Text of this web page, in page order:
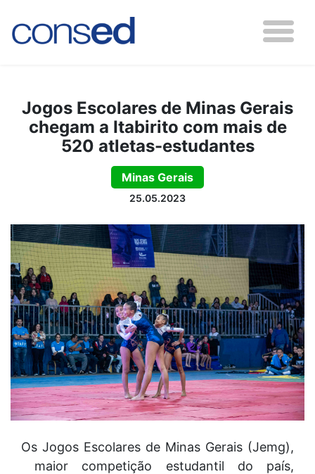
Jogos Escolares de Minas Gerais
chegam a Itabirito com mais de
520 atletas-estudantes
Minas Gerais
25.05.2023
Os Jogos Escolares de Minas Gerais (Jemg),
maior competição estudantil do país,